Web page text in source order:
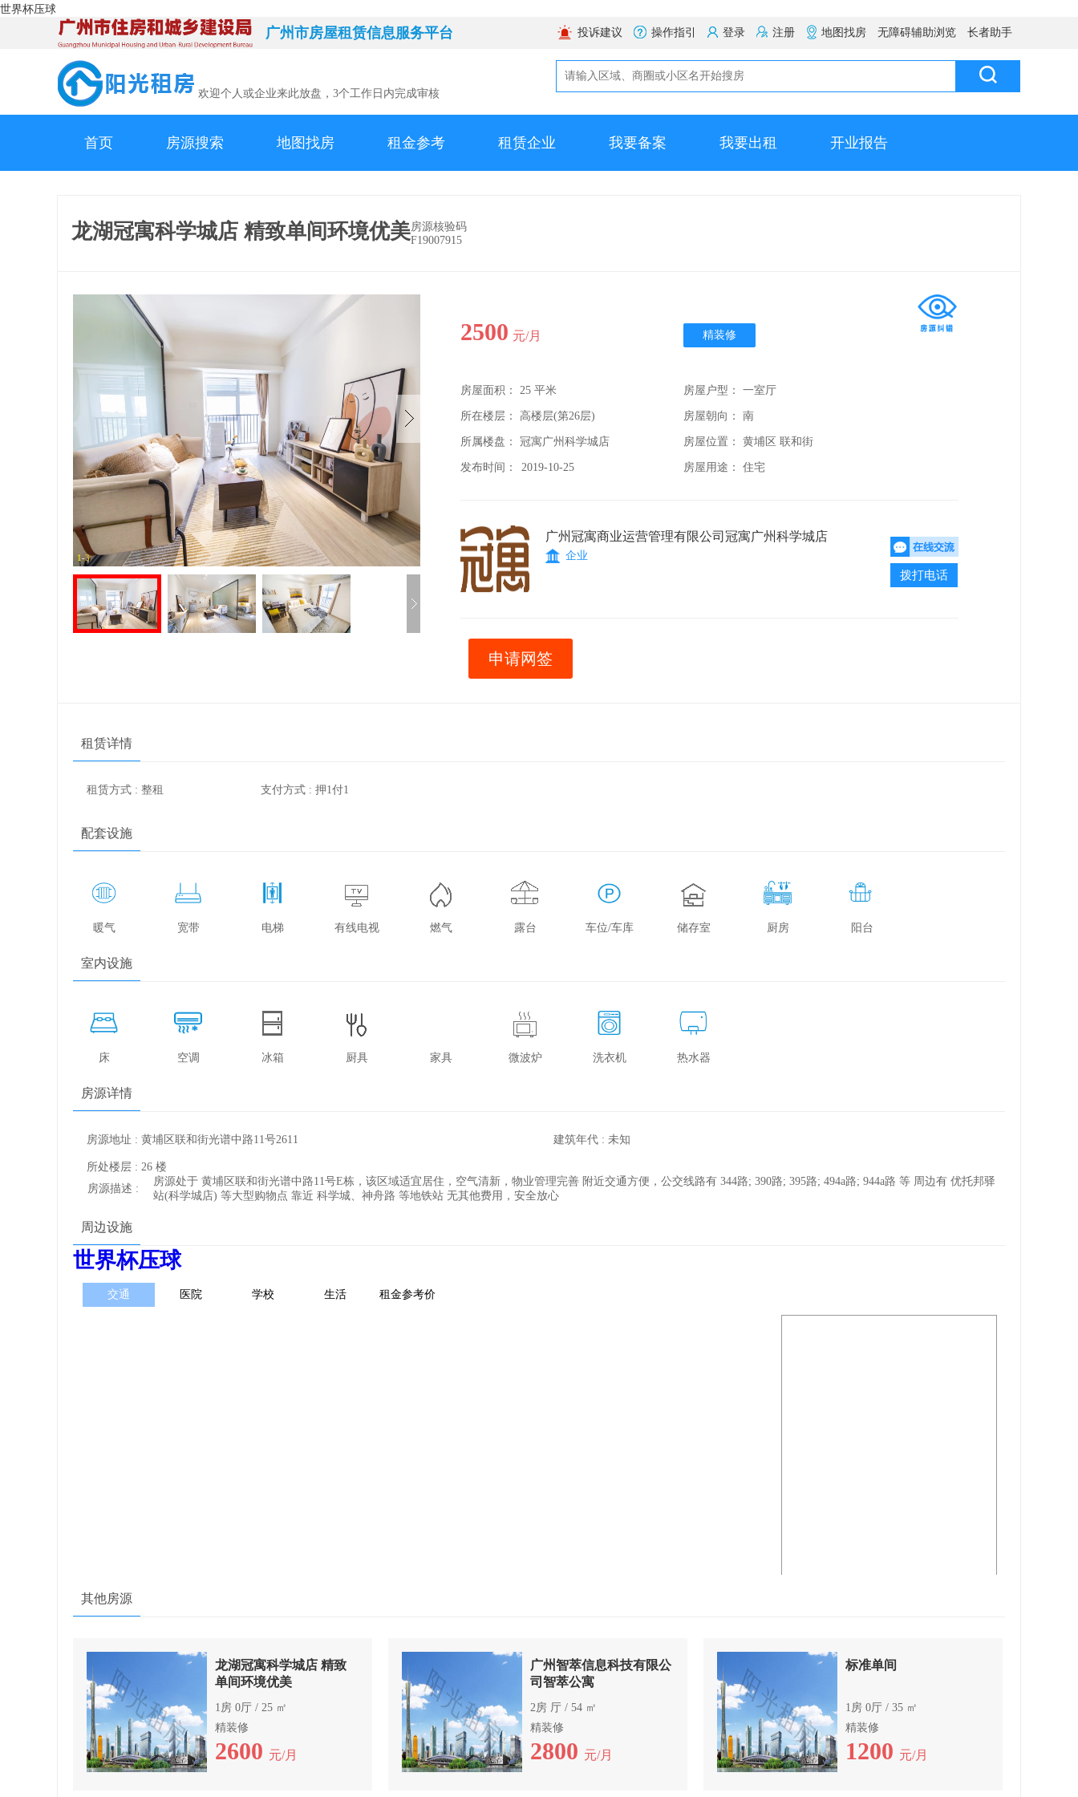
世界杯压球
广州市房屋租赁信息服务平台
投诉建议 操作指引 登录 注册 地图找房 无障碍辅助浏览 长者助手
欢迎个人或企业来此放盘，3个工作日内完成审核
首页 房源搜索 地图找房 租金参考 租赁企业 我要备案 我要出租 开业报告
龙湖冠寓科学城店 精致单间环境优美房源核验码
F19007915
1-3
2500 元/月 精装修
房屋面积： 25 平米 房屋户型： 一室厅
所在楼层： 高楼层(第26层) 房屋朝向： 南
所属楼盘： 冠寓广州科学城店 房屋位置： 黄埔区 联和街
发布时间： 2019-10-25 房屋用途： 住宅
广州冠寓商业运营管理有限公司冠寓广州科学城店
企业
拨打电话
申请网签
租赁详情
租赁方式 : 整租 支付方式 : 押1付1
配套设施
暖气 宽带 电梯 有线电视 燃气 露台 车位/车库 储存室 厨房 阳台
室内设施
床 空调 冰箱 厨具 家具 微波炉 洗衣机 热水器
房源详情
房源地址 : 黄埔区联和街光谱中路11号2611 建筑年代 : 未知
所处楼层 : 26 楼
房源描述 :
房源处于 黄埔区联和街光谱中路11号E栋，该区域适宜居住，空气清新，物业管理完善 附近交通方便，公交线路有 344路; 390路; 395路; 494a路; 944a路 等 周边有 优托邦驿
站(科学城店) 等大型购物点 靠近 科学城、神舟路 等地铁站 无其他费用，安全放心
周边设施
其他房源
龙湖冠寓科学城店 精致
单间环境优美
1房 0厅 / 25 ㎡
精装修
2600 元/月
广州智萃信息科技有限公
司智萃公寓
2房 厅 / 54 ㎡
精装修
2800 元/月
标准单间
1房 0厅 / 35 ㎡
精装修
1200 元/月